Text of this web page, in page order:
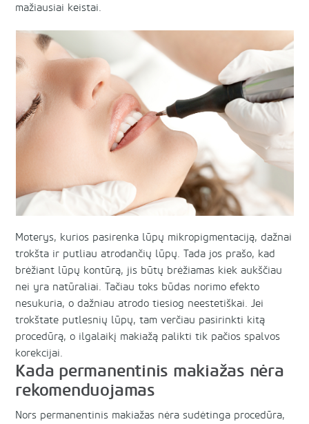
mažiausiai keistai.
Moterys, kurios pasirenka lūpų mikropigmentaciją, dažnai
trokšta ir putliau atrodančių lūpų. Tada jos prašo, kad
brėžiant lūpų kontūrą, jis būtų brėžiamas kiek aukščiau
nei yra natūraliai. Tačiau toks būdas norimo efekto
nesukuria, o dažniau atrodo tiesiog neestetiškai. Jei
trokštate putlesnių lūpų, tam verčiau pasirinkti kitą
procedūrą, o ilgalaikį makiažą palikti tik pačios spalvos
korekcijai.
Kada permanentinis makiažas nėra
rekomenduojamas
Nors permanentinis makiažas nėra sudėtinga procedūra,